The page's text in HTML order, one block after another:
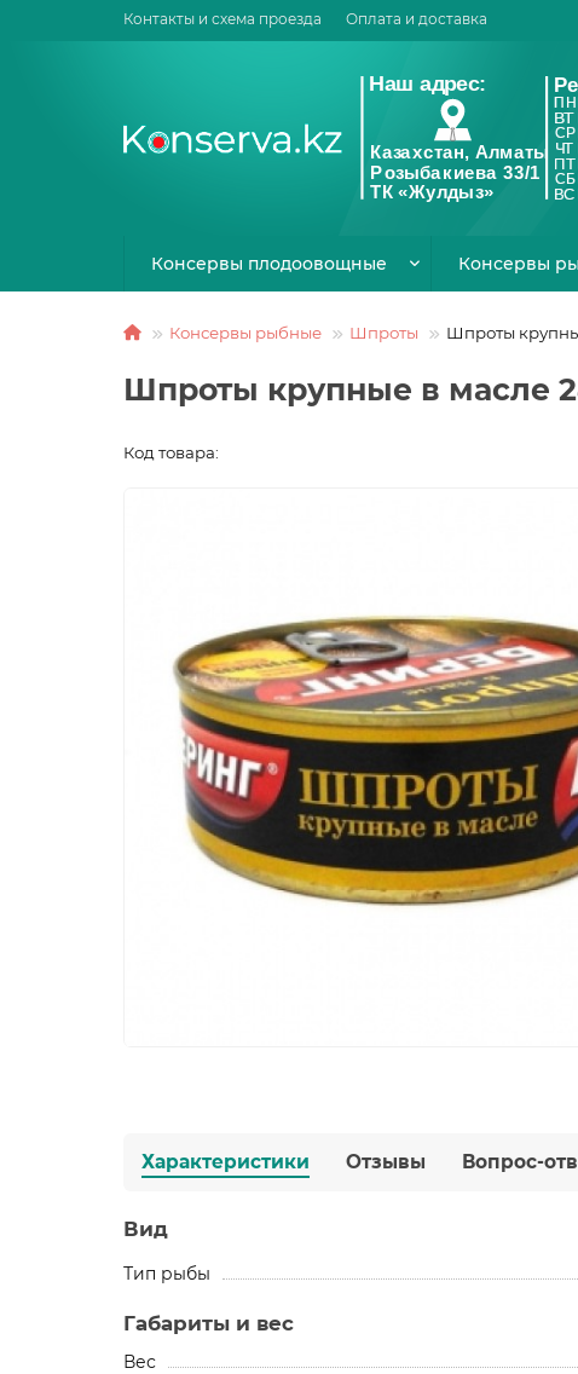
Контакты и схема проезда Оплата и доставка
Консервы плодоовощные Консервы
Консервы рыбные Шпроты Шпроты
Шпроты крупные в масле
Код товара:
Характеристики Отзывы Вопрос-
Вид
Тип рыбы
Габариты и вес
Вес